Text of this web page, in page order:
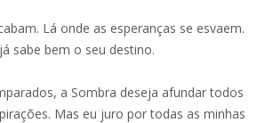
Lá onde as esperanças se esvaem.
sabe bem o seu destino.
a Sombra deseja afundar todos
Mas eu juro por todas as minhas